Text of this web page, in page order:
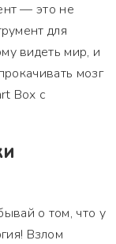
— это не
для
видеть мир, и
мозг
Box с
о том, что у
Взлом